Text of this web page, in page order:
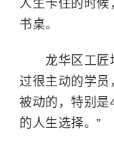
人生卡住的时
书桌。
龙华区工匠培
过很主动的学
被动的，特别
的人生选择。